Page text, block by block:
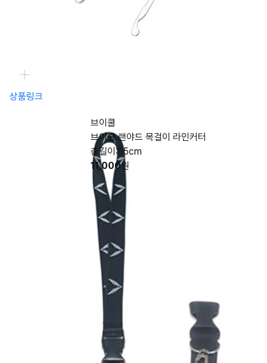
상품링크
브이쿨
브이쿨 랜야드 목걸이 라인커터
총길이:55cm
11,000원